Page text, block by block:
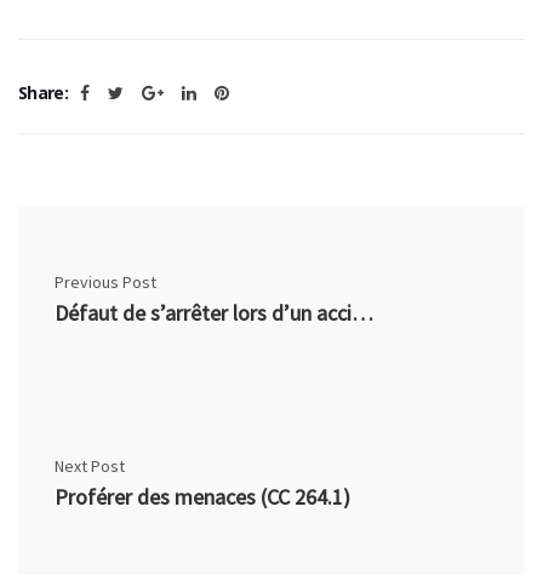
Share:
Previous Post
Défaut de s’arrêter lors d’un accident (CC 252)
Next Post
Proférer des menaces (CC 264.1)